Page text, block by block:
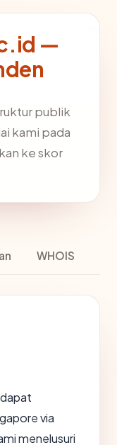
—
publik
kami pada
ke skor
WHOIS
dapat
via
menelusuri